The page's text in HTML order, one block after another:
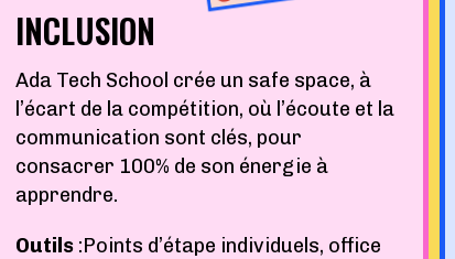
INCLUSION
Ada Tech School crée un safe space, à
l’écart de la compétition, où l’écoute et la
communication sont clés, pour
consacrer 100% de son énergie à
apprendre.
Outils :Points d’étape individuels, office